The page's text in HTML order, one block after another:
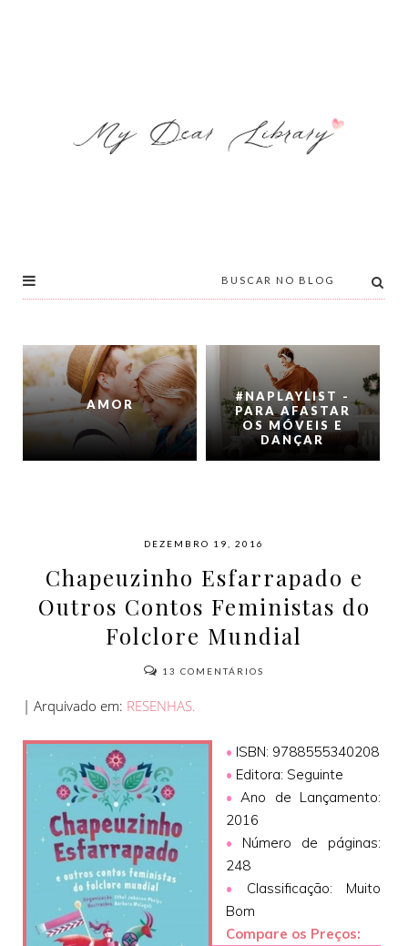
AMOR
#NAPLAYLIST -
PARA AFASTAR
OS MÓVEIS E
DANÇAR
DEZEMBRO 19, 2016
Chapeuzinho Esfarrapado e
Outros Contos Feministas do
Folclore Mundial
13 COMENTÁRIOS
| Arquivado em: RESENHAS.
• ISBN: 9788555340208
• Editora: Seguinte
• Ano de Lançamento:
2016
• Número de páginas:
248
• Classificação: Muito
Bom
Compare os Preços: